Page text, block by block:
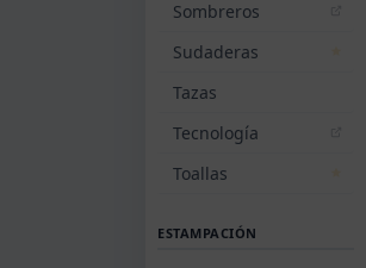
Sombreros
Sudaderas
Tazas
Tecnología
Toallas
ESTAMPACIÓN